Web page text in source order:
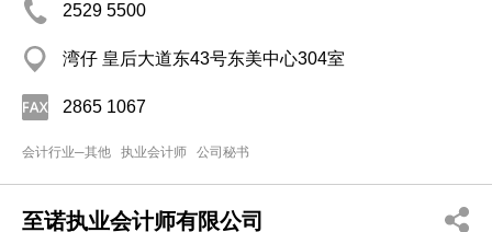
2529 5500
湾仔 皇后大道东43号东美中心304室
2865 1067
会计行业─其他 执业会计师 公司秘书
至诺执业会计师有限公司